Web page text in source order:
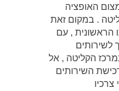
האופציה
. במקום זאת
הראשונית , עם
לשירותים
הקליטה , אל
השירותים